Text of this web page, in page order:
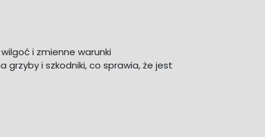
i zmienne warunki
i szkodniki, co sprawia, że jest